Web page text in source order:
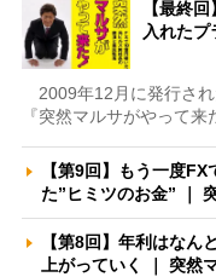
【最終
入れた
2009年12月に発行さ
『突然マルサがやって
【第9回】もう一度
た”ヒミツのお金” ｜
【第8回】年利はな
上がっていく ｜ 突然